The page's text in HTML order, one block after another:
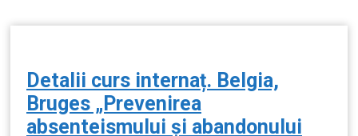
Detalii curs internaț. Belgia,
Bruges „Prevenirea
absenteismului și abandonului